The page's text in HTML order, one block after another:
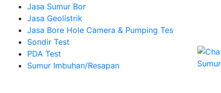
Jasa Sumur Bor
Jasa Geolistrik
Jasa Bore Hole Camera & Pumping Tes
Sondir Test
PDA Test
Sumur Imbuhan/Resapan